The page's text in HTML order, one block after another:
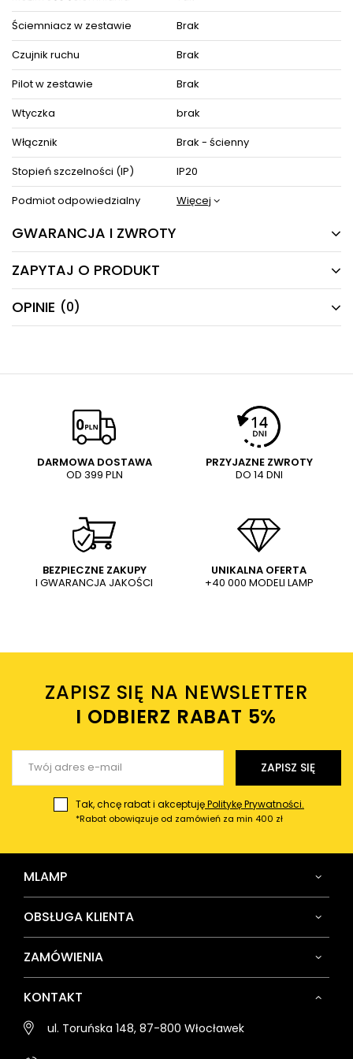
Ściemniacz w zestawie
Brak
Czujnik ruchu
Brak
Pilot w zestawie
Brak
Wtyczka
brak
Włącznik
Brak - ścienny
Stopień szczelności (IP)
IP20
Podmiot odpowiedzialny
Więcej
GWARANCJA I ZWROTY
24 MIESIĄCE
Producent gwarantuje naprawę lub wymianę sprzętu
do 24 miesięcy od daty zakupu. Skontaktuj się ze
sklepem za pośrednictwem formularza reklamacji
ZAPYTAJ O PRODUKT
Masz pytania odnośnie produktu, oferty lub współpracy z
nami?
E-mail
Pytanie
OPINIE (0)
5/5
Treść twojej opinii
Dodaj własne zdjęcie produktu:
Twoje imię
Twój email
DARMOWA DOSTAWA
OD 399 PLN
PRZYJAZNE ZWROTY
DO 14 DNI
BEZPIECZNE ZAKUPY
I GWARANCJA JAKOŚCI
UNIKALNA OFERTA
+40 000 MODELI LAMP
ZAPISZ SIĘ NA NEWSLETTER
I ODBIERZ RABAT 5%ㅤ
ZAPISZ SIĘ
Tak, chcę rabat i akceptujęPolitykę Prywatności.
*Rabat obowiązuje od zamówień za min 400 zł
MLAMP
OBSŁUGA KLIENTA
ZAMÓWIENIA
KONTAKT
ul. Toruńska 148, 87-800 Włocławek